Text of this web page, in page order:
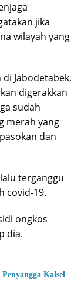
jika
wilayah yang
Jabodetabek,
digerakkan
sudah
merah yang
dan
terganggu
covid-19.
ongkos
dia.
Kalsel